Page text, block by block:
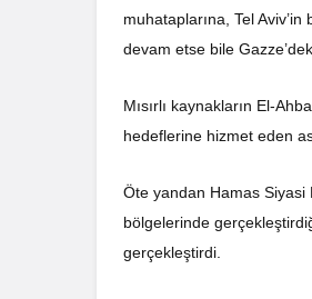
muhataplarına, Tel
devam etse bile
Mısırlı kaynakların El-
hedeflerine hizmet eden
Öte yandan Hamas Siyasi
bölgelerinde
gerçekleştirdi.